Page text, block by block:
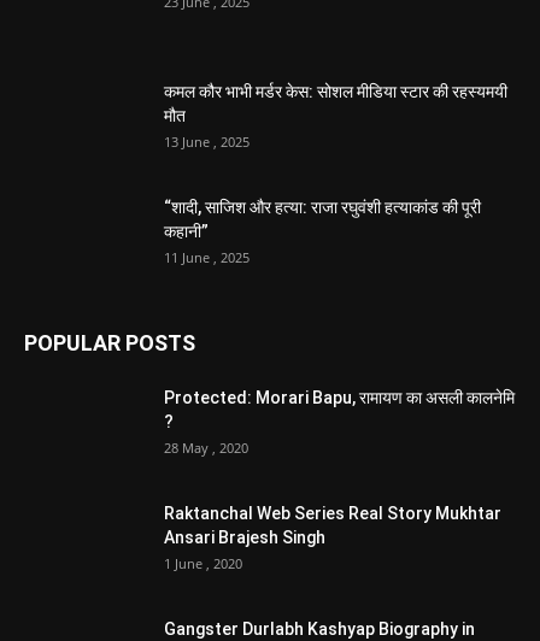
कमल कौर भाभी मर्डर केस: सोशल मीडिया स्टार की रहस्यमयी
मौत
13 June , 2025
“शादी, साजिश और हत्या: राजा रघुवंशी हत्याकांड की पूरी
कहानी”
11 June , 2025
POPULAR POSTS
Protected: Morari Bapu, रामायण का असली कालनेमि
?
28 May , 2020
Raktanchal Web Series Real Story Mukhtar
Ansari Brajesh Singh
1 June , 2020
Gangster Durlabh Kashyap Biography in